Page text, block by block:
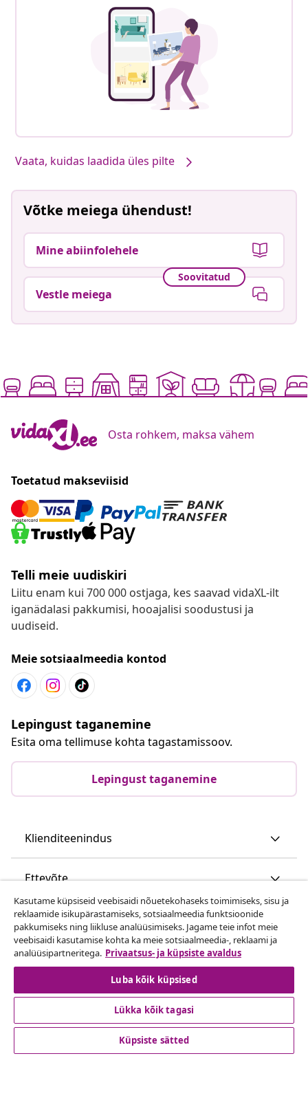
Vaata, kuidas laadida üles pilte
Võtke meiega ühendust!
Mine abiinfolehele
Soovitatud
Vestle meiega
Osta rohkem, maksa vähem
Toetatud makseviisid
Telli meie uudiskiri
Liitu enam kui 700 000 ostjaga, kes saavad vidaXL-ilt
iganädalasi pakkumisi, hooajalisi soodustusi ja
uudiseid.
Meie sotsiaalmeedia kontod
Lepingust taganemine
Esita oma tellimuse kohta tagastamissoov.
Lepingust taganemine
Klienditeenindus
Ettevõte
vidaXL
Vaata rohkem
Kasutame küpsiseid veebisaidi nõuetekohaseks toimimiseks, sisu ja
reklaamide isikupärastamiseks, sotsiaalmeedia funktsioonide
pakkumiseks ning liikluse analüüsimiseks. Jagame teie infot meie
veebisaidi kasutamise kohta ka meie sotsiaalmeedia-, reklaami ja
analüüsipartneritega. Privaatsus- ja küpsiste avaldus
Luba kõik küpsised
Lükka kõik tagasi
Küpsiste sätted